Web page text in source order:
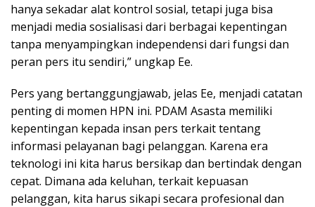
hanya sekadar alat kontrol sosial, tetapi juga bisa
menjadi media sosialisasi dari berbagai kepentingan
tanpa menyampingkan independensi dari fungsi dan
peran pers itu sendiri,” ungkap Ee.
Pers yang bertanggungjawab, jelas Ee, menjadi catatan
penting di momen HPN ini. PDAM Asasta memiliki
kepentingan kepada insan pers terkait tentang
informasi pelayanan bagi pelanggan. Karena era
teknologi ini kita harus bersikap dan bertindak dengan
cepat. Dimana ada keluhan, terkait kepuasan
pelanggan, kita harus sikapi secara profesional dan